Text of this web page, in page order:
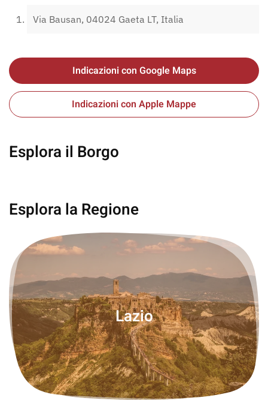
Via Bausan, 04024 Gaeta LT, Italia
Indicazioni con Google Maps
Indicazioni con Apple Mappe
Esplora il Borgo
Esplora la Regione
Lazio